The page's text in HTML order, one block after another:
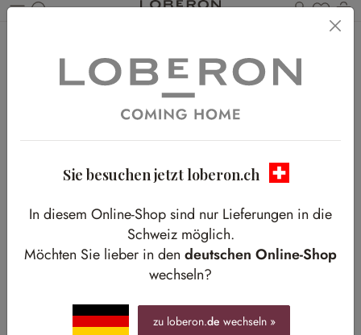
Du
Festlich eingedeckt
Ein winterliches Menü im Landhaus-Look
Sie besuchen jetzt loberon.ch
In diesem Online-Shop sind nur Lieferungen in die
Schweiz möglich.
Möchten Sie lieber in den deutschen Online-Shop
wechseln?
zu loberon.de wechseln »